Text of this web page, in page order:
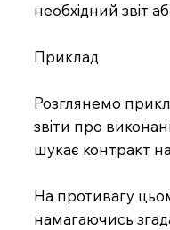
необхідний звіт
Приклад
Розглянемо
звіти про
шукає контракт
На противагу
намагаючись